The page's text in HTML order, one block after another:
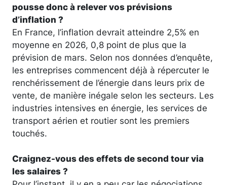
pousse donc à relever vos prévisions
d’inflation ?
En France, l’inflation devrait atteindre 2,5% en
moyenne en 2026, 0,8 point de plus que la
prévision de mars. Selon nos données d’enquête,
les entreprises commencent déjà à répercuter le
renchérissement de l’énergie dans leurs prix de
vente, de manière inégale selon les secteurs. Les
industries intensives en énergie, les services de
transport aérien et routier sont les premiers
touchés.
Craignez-vous des effets de second tour via
les salaires ?